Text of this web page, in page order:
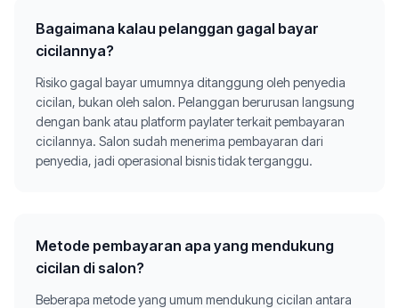
Bagaimana kalau pelanggan gagal bayar
cicilannya?
Risiko gagal bayar umumnya ditanggung oleh penyedia
cicilan, bukan oleh salon. Pelanggan berurusan langsung
dengan bank atau platform paylater terkait pembayaran
cicilannya. Salon sudah menerima pembayaran dari
penyedia, jadi operasional bisnis tidak terganggu.
Metode pembayaran apa yang mendukung
cicilan di salon?
Beberapa metode yang umum mendukung cicilan antara